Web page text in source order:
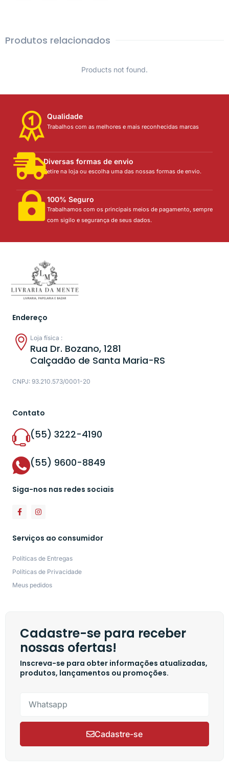
Produtos relacionados
Products not found.
Qualidade
Trabalhos com as melhores e mais reconhecidas marcas
Diversas formas de envio
Retire na loja ou escolha uma das nossas formas de envio.
100% Seguro
Trabalhamos com os principais meios de pagamento, sempre
com sigilo e segurança de seus dados.
Endereço
Loja física :
Rua Dr. Bozano, 1281
Calçadão de Santa Maria-RS
CNPJ: 93.210.573/0001-20
Contato
(55) 3222-4190
(55) 9600-8849
Siga-nos nas redes sociais
Serviços ao consumidor
Políticas de Entregas
Políticas de Privacidade
Meus pedidos
Cadastre-se para receber
nossas ofertas!
Inscreva-se para obter informações atualizadas,
produtos, lançamentos ou promoções.
Cadastre-se